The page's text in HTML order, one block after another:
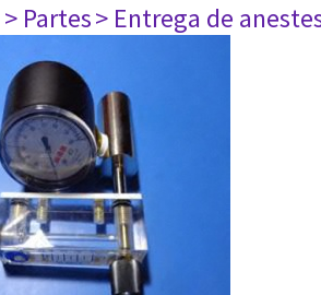
> Partes> Entrega de